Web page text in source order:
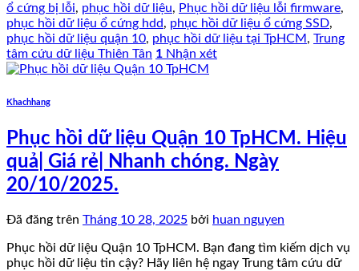
ổ cứng bị lỗi, phục hồi dữ liệu, Phục hồi dữ liệu lỗi firmware,
phục hồi dữ liệu ổ cứng hdd, phục hồi dữ liệu ổ cứng SSD,
phục hồi dữ liệu quận 10, phục hồi dữ liệu tại TpHCM , Trung
tâm cứu dữ liệu Thiên Tân 1 Nhận xét
Khachhang
Phục hồi dữ liệu Quận 10 TpHCM. Hiệu
quả| Giá rẻ| Nhanh chóng. Ngày
20/10/2025.
Đã đăng trên Tháng 10 28, 2025 bởi huan nguyen
Phục hồi dữ liệu Quận 10 TpHCM. Bạn đang tìm kiếm dịch vụ
phục hồi dữ liệu tin cậy? Hãy liên hệ ngay Trung tâm cứu dữ